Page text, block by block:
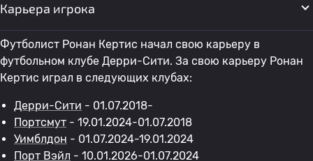
Карьера игрока
Футболист Ронан Кертис начал свою карьеру в
футбольном клубе Дерри-Сити. За свою карьеру Ронан
Кертис играл в следующих клубах:
Дерри-Сити - 01.07.2018-
Портсмут - 19.01.2024-01.07.2018
Уимблдон - 01.07.2024-19.01.2024
Порт Вэйл - 10.01.2026-01.07.2024